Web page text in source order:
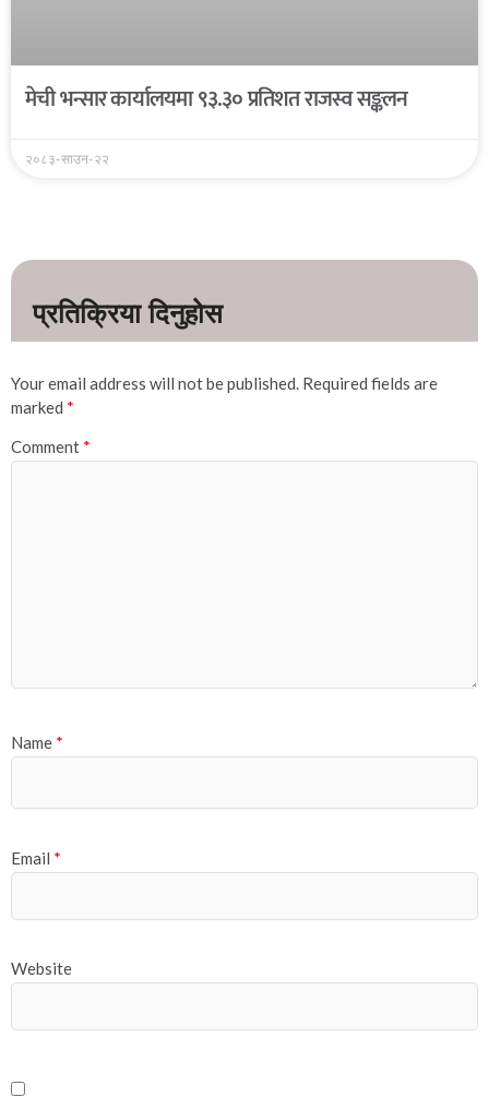
मेची भन्सार कार्यालयमा ९३.३० प्रतिशत राजस्व सङ्कलन
२०८३-साउन-२२
Your email address will not be published. Required fields are
marked *
Comment *
Name *
Email *
Website